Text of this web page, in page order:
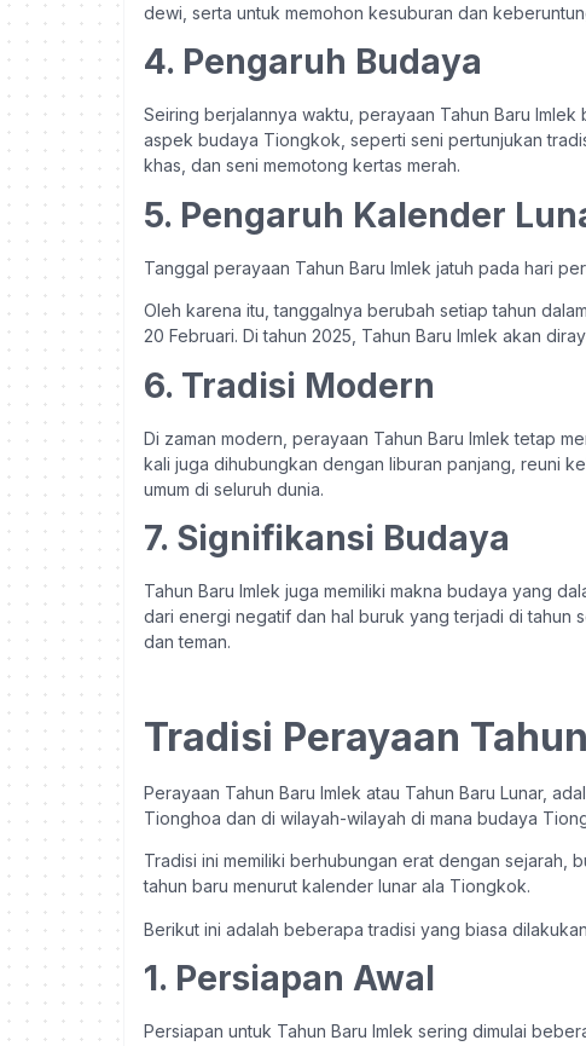
dewi, serta untuk memohon kesuburan dan
4. Pengaruh Budaya
Seiring berjalannya waktu, perayaan Tahun Baru
aspek budaya Tiongkok, seperti seni pertunjukan
khas, dan seni memotong kertas merah.
5. Pengaruh Kalender
Tanggal perayaan Tahun Baru Imlek jatuh pada hari
Oleh karena itu, tanggalnya berubah setiap tahun
20 Februari. Di tahun 2025, Tahun Baru Imlek akan
6. Tradisi Modern
Di zaman modern, perayaan Tahun Baru Imlek tetap
kali juga dihubungkan dengan liburan panjang, reuni
umum di seluruh dunia.
7. Signifikansi Budaya
Tahun Baru Imlek juga memiliki makna budaya yang
dari energi negatif dan hal buruk yang terjadi di tahun
dan teman.
Tradisi Perayaan
Perayaan Tahun Baru Imlek atau Tahun Baru Lunar,
Tionghoa dan di wilayah-wilayah di mana budaya
Tradisi ini memiliki berhubungan erat dengan
tahun baru menurut kalender lunar ala Tiongkok.
Berikut ini adalah beberapa tradisi yang biasa
1. Persiapan Awal
Persiapan untuk Tahun Baru Imlek sering dimulai